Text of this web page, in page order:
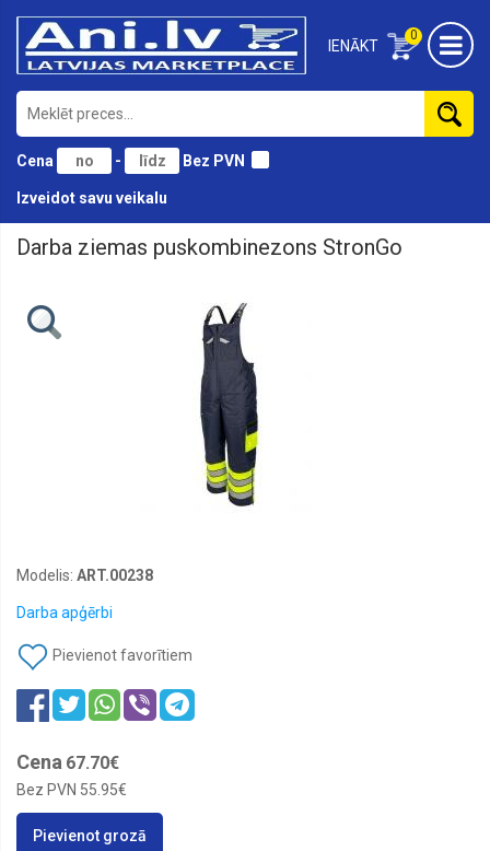
0
IENĀKT
Cena - Bez PVN
Izveidot savu veikalu
Aizsardzības
Cimdi
Darba
Darba ziemas puskombinezons StronGo
Modelis: ART.00238
Darba apģērbi
Pievienot favorītiem
Cena 67.70€
Bez PVN 55.95€
Pievienot grozā